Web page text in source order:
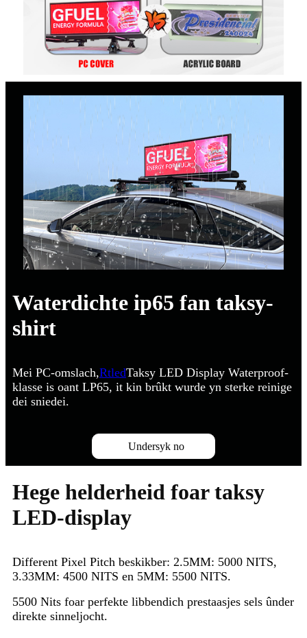
Waterdichte ip65 fan taksy-
shirt
Mei PC-omslach,RtledTaksy LED Display Waterproof-
klasse is oant LP65, it kin brûkt wurde yn sterke reinige
dei sniedei.
Undersyk no
Hege helderheid foar taksy
LED-display
Different Pixel Pitch beskikber: 2.5MM: 5000 NITS,
3.33MM: 4500 NITS en 5MM: 5500 NITS.
5500 Nits foar perfekte libbendich prestaasjes sels ûnder
direkte sinneljocht.